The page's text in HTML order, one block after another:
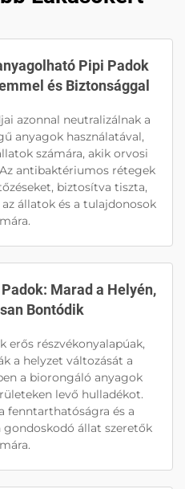
Pipi Padok
és Biztonsággal
azonnal neutralizálnak a
anyagok használatával,
számára, akik orvosi
antibaktériumos rétegek
biztosítva tiszta,
állatok és a tulajdonosok
Marad a Helyén,
Bontódik
erős részvékonyalapúak,
a helyzet változását a
a biorongáló anyagok
levő hulladékot.
fenntarthatóságra és a
állat szeretők